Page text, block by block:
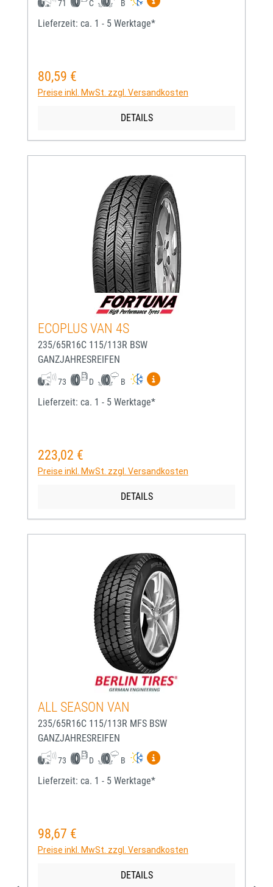
71 C B
Lieferzeit: ca. 1 - 5 Werktage*
Regulärer Preis:
80,59 €
Preise inkl. MwSt. zzgl. Versandkosten
DETAILS
ECOPLUS VAN 4S
235/65R16C 115/113R BSW
GANZJAHRESREIFEN
73 D B
Mehr Informationen zum
Lieferzeit: ca. 1 - 5 Werktage*
Regulärer Preis:
223,02 €
Preise inkl. MwSt. zzgl. Versandkosten
DETAILS
ALL SEASON VAN
235/65R16C 115/113R MFS BSW
GANZJAHRESREIFEN
73 D B
Mehr Informationen zum
Lieferzeit: ca. 1 - 5 Werktage*
Regulärer Preis:
98,67 €
Preise inkl. MwSt. zzgl. Versandkosten
DETAILS